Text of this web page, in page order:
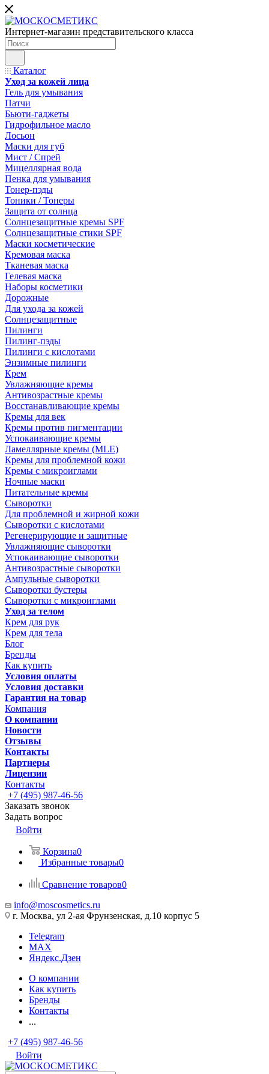
Интернет-магазин представительского класса
Каталог
Уход за кожей лица
Гель для умывания
Патчи
Бьюти-гаджеты
Гидрофильное масло
Лосьон
Маски для губ
Мист / Спрей
Мицеллярная вода
Пенка для умывания
Тонер-пэды
Тоники / Тонеры
Защита от солнца
Солнцезащитные кремы SPF
Солнцезащитные стики SPF
Маски косметические
Кремовая маска
Тканевая маска
Гелевая маска
Наборы косметики
Дорожные
Для ухода за кожей
Солнцезащитные
Пилинги
Пилинг-пэды
Пилинги с кислотами
Энзимные пилинги
Крем
Увлажняющие кремы
Антивозрастные кремы
Восстанавливающие кремы
Кремы для век
Кремы против пигментации
Успокаивающие кремы
Ламеллярные кремы (MLE)
Кремы для проблемной кожи
Кремы с микроиглами
Ночные маски
Питательные кремы
Сыворотки
Для проблемной и жирной кожи
Сыворотки с кислотами
Регенерирующие и защитные
Увлажняющие сыворотки
Успокаивающие сыворотки
Антивозрастные сыворотки
Ампульные сыворотки
Сыворотки бустеры
Сыворотки с микроиглами
Уход за телом
Крем для рук
Крем для тела
Блог
Бренды
Как купить
Условия оплаты
Условия доставки
Гарантия на товар
Компания
О компании
Новости
Отзывы
Контакты
Партнеры
Лицензии
Контакты
+7 (495) 987-46-56
Заказать звонок
Задать вопрос
Войти
Корзина0
Избранные товары0
Сравнение товаров0
info@moscosmetics.ru
г. Москва, ул 2-ая Фрунзенская, д.10 корпус 5
Telegram
MAX
Яндекс.Дзен
О компании
Как купить
Бренды
Контакты
...
+7 (495) 987-46-56
Войти